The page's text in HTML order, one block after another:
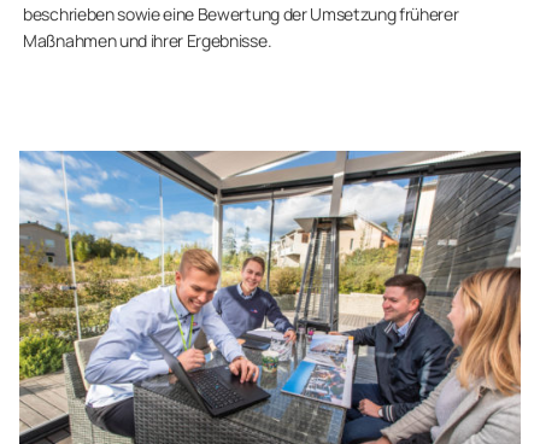
beschrieben sowie eine Bewertung der Umsetzung früherer
Maßnahmen und ihrer Ergebnisse.